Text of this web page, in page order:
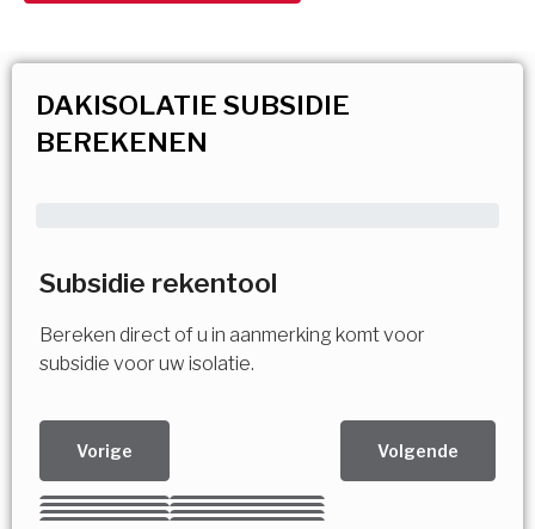
DAKISOLATIE SUBSIDIE
BEREKENEN
Subsidie rekentool
Bereken direct of u in aanmerking komt voor
subsidie voor uw isolatie.
Vorige Volgende
Kies uw Isolatiemaatregel